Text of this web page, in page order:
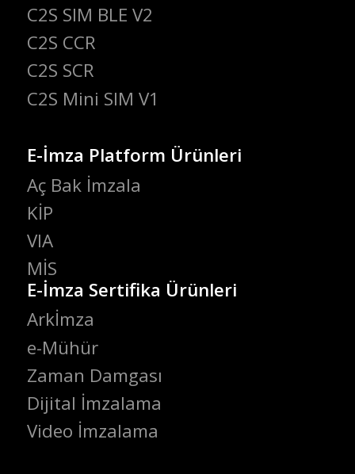
C2S SIM BLE V2
C2S CCR
C2S SCR
C2S Mini SIM V1
E-İmza Platform Ürünleri
Aç Bak İmzala
KİP
VIA
MİS
E-İmza Sertifika Ürünleri
Arkİmza
e-Mühür
Zaman Damgası
Dijital İmzalama
Video İmzalama